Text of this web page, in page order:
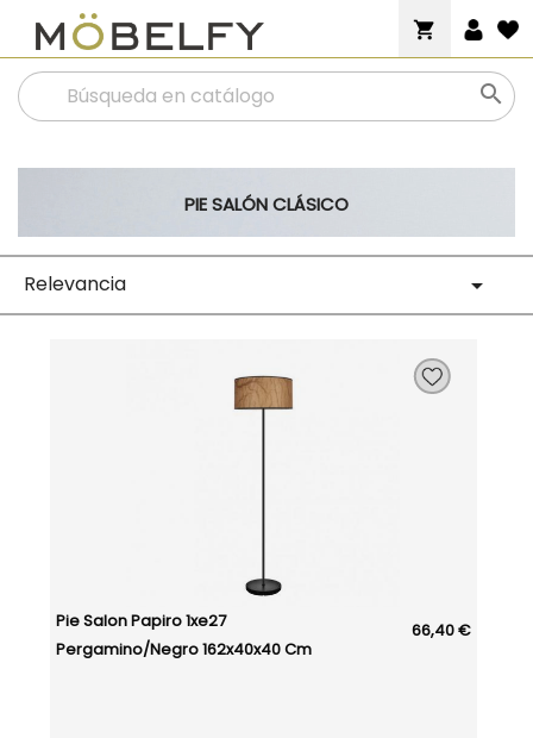
shopping_cart

PIE SALÓN CLÁSICO
Relevancia 
Pie Salon Papiro 1xe27
Pergamino/negro 162x40x40 Cm
66,40 €